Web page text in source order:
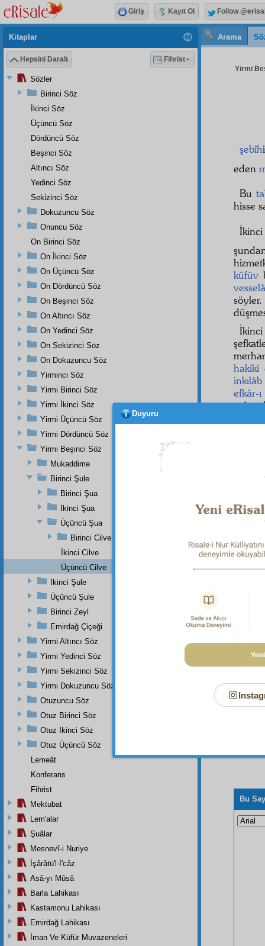
Arama
Yirmi
şebîh
eden
Bu
hisse
küfüv
hakikî
inkılâb
efkâr-
Dipnot-2
Bu
Kitaplar
Hepsini Daralt Fihrist
Sözler
Birinci Söz
İkinci Söz
Üçüncü Söz
Dördüncü Söz
Beşinci Söz
Altıncı Söz
Yedinci Söz
Sekizinci Söz
Dokuzuncu Söz
Onuncu Söz
On Birinci Söz
On İkinci Söz
On Üçüncü Söz
On Dördüncü Söz
On Beşinci Söz
On Altıncı Söz
On Yedinci Söz
On Sekizinci Söz
On Dokuzuncu Söz
Yirminci Söz
Yirmi Birinci Söz
Yirmi İkinci Söz
Yirmi Üçüncü Söz
Yirmi Dördüncü Söz
Yirmi Beşinci Söz
Mukaddime
Birinci Şule
Birinci Şua
İkinci Şua
Üçüncü Şua
Birinci Cilve
İkinci Cilve
Üçüncü Cilve
İkinci Şule
Üçüncü Şule
Birinci Zeyl
Emirdağ Çiçeği
Yirmi Altıncı Söz
Yirmi Yedinci Söz
Yirmi Sekizinci Söz
Yirmi Dokuzuncu Söz
Otuzuncu Söz
Otuz Birinci Söz
Otuz İkinci Söz
Otuz Üçüncü Söz
Lemeât
Konferans
Fihrist
Mektubat
Lem'alar
Şuâlar
Mesnevî-i Nuriye
İşârâtü'l-İ'câz
Asâ-yı Mûsâ
Barla Lahikası
Kastamonu Lahikası
Emirdağ Lahikası
İman Ve Küfür Muvazeneleri
Giriş Kayıt Ol Follow
Duyuru